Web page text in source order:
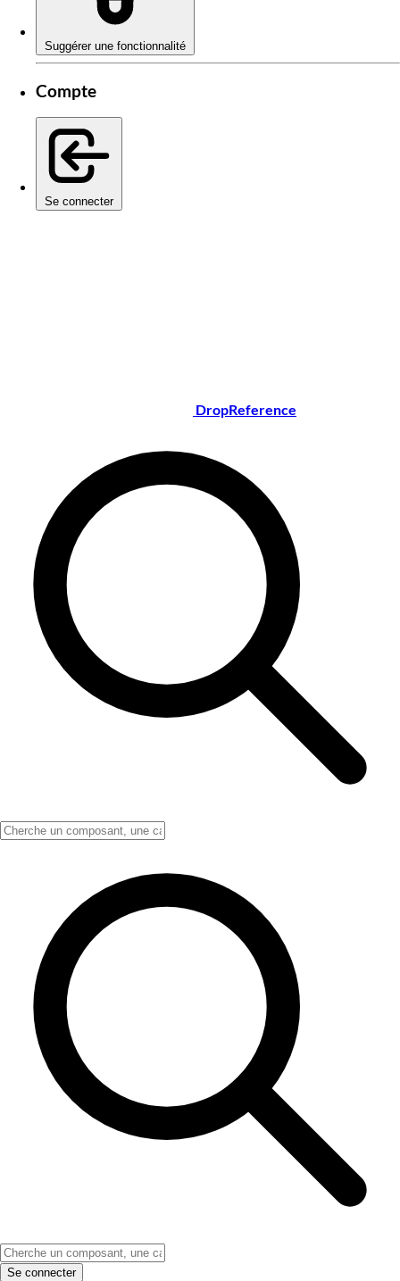
Suggérer une fonctionnalité
Compte
Se connecter
DropReference
Se connecter